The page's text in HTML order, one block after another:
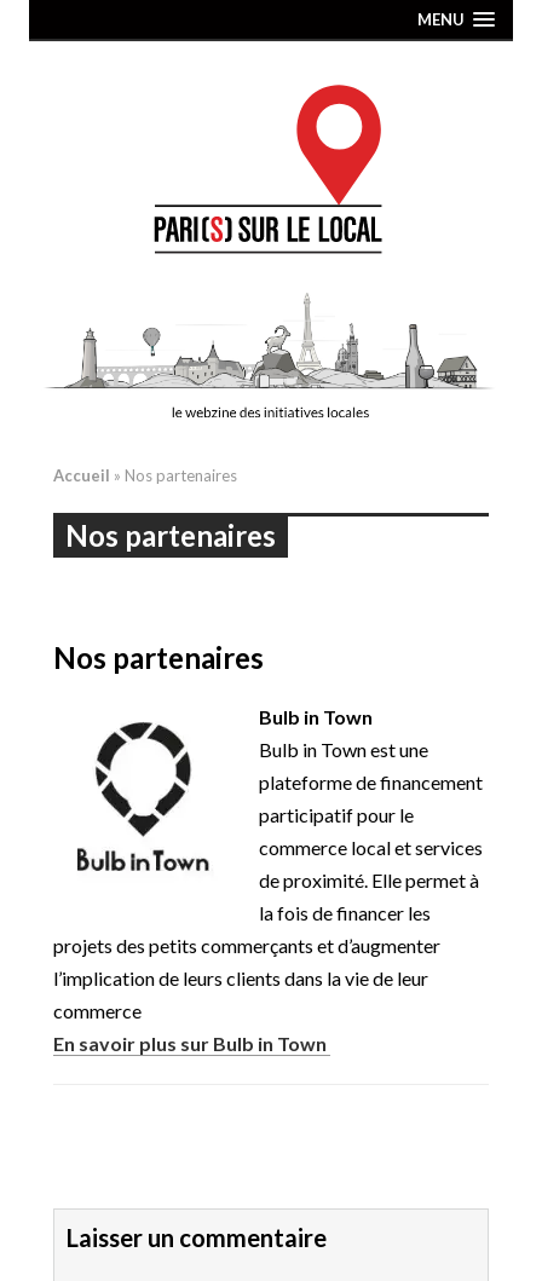
MENU
Accueil » Nos partenaires
Nos partenaires
Nos partenaires
Bulb in Town
Bulb in Town est une
plateforme de financement
participatif pour le
commerce local et services
de proximité. Elle permet à
la fois de financer les
projets des petits commerçants et d’augmenter
l’implication de leurs clients dans la vie de leur
commerce
En savoir plus sur Bulb in Town
Laisser un commentaire